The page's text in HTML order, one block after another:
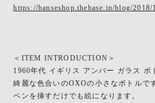
https://banseshop.thebase.in/blog/2018/
＜ITEM INTRODUCTION＞
1960年代 イギリス アンバー ガラス ボ
綺麗な色合いのOXOの小さなボトルで
ペンを挿すだけでも絵になります。